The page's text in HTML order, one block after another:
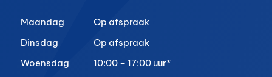
Maandag
Op afspraak
Dinsdag
Op afspraak
Woensdag
10:00 – 17:00 uur*